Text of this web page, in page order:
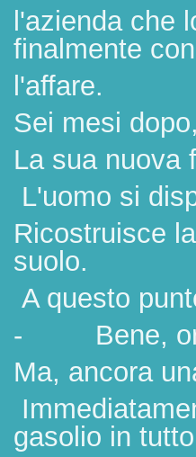
l'azienda che
finalmente
l'affare.
Sei mesi
La sua nuova
L'uomo si
Ricostruisce
suolo.
A questo
- Bene, ora
Ma, ancora
gasolio in